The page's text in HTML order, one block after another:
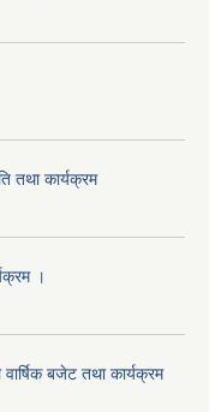
तथा कार्यक्रम
।
बजेट तथा कार्यक्रम